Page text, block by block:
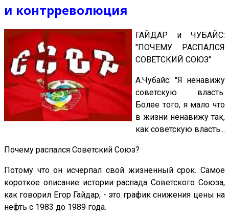
и контрреволюция
ГАЙДАР и ЧУБАЙС:
"ПОЧЕМУ РАСПАЛСЯ
СОВЕТСКИЙ СОЮЗ"
А.Чубайс: "Я ненавижу
советскую власть.
Более того, я мало что
в жизни ненавижу так,
как советскую власть...
Почему распался Советский Союз?
Потому что он исчерпал свой жизненный срок. Самое
короткое описание истории распада Советского Союза,
как говорил Егор Гайдар, - это график снижения цены на
нефть с 1983 до 1989 года.